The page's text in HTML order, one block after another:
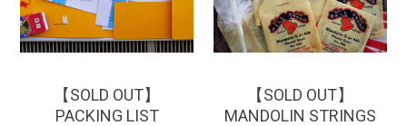
【SOLD OUT】
PACKING LIST
【SOLD OUT】
MANDOLIN STRINGS